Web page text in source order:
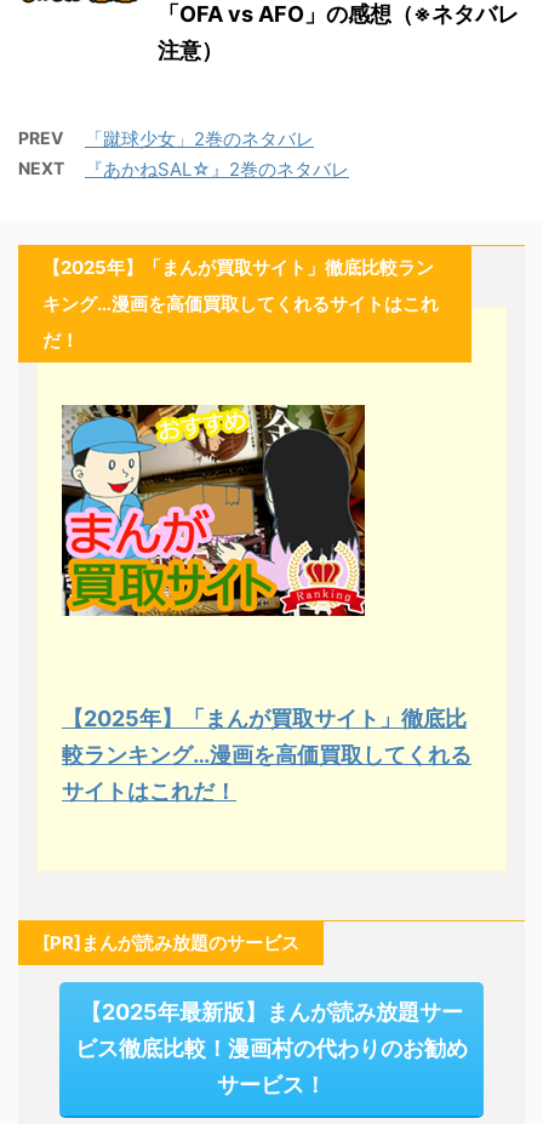
「OFA vs AFO」の感想（※ネタバレ
注意）
PREV 「蹴球少女」2巻のネタバレ
NEXT 『あかねSAL☆』2巻のネタバレ
【2025年】「まんが買取サイト」徹底比較ラン
キング…漫画を高価買取してくれるサイトはこれ
だ！
【2025年】「まんが買取サイト」徹底比
較ランキング…漫画を高価買取してくれる
サイトはこれだ！
[PR]まんが読み放題のサービス
【2025年最新版】まんが読み放題サー
ビス徹底比較！漫画村の代わりのお勧め
サービス！